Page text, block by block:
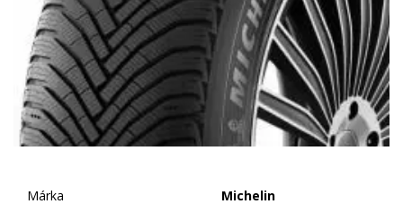
Márka
Michelin